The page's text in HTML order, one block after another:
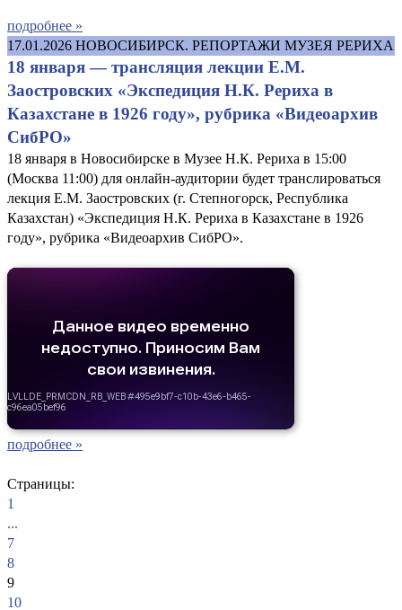
подробнее »
17.01.2026 НОВОСИБИРСК. РЕПОРТАЖИ МУЗЕЯ РЕРИХА
18 января — трансляция лекции Е.М.
Заостровских «Экспедиция Н.К. Рериха в
Казахстане в 1926 году», рубрика «Видеоархив
СибРО»
18 января в Новосибирске в Музее Н.К. Рериха в 15:00
(Москва 11:00) для онлайн-аудитории будет транслироваться
лекция Е.М. Заостровских (г. Степногорск, Республика
Казахстан) «Экспедиция Н.К. Рериха в Казахстане в 1926
году», рубрика «Видеоархив СибРО».
подробнее »
Страницы:
1
...
7
8
9
10